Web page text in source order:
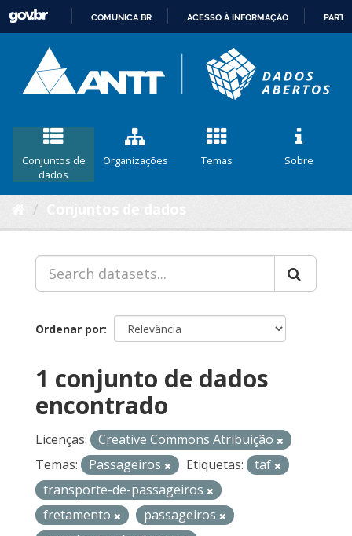
CONTEÚDO
COMUNICA BR ACESSO À INFORMAÇÃO
Conjuntos de
dados
Organizações Temas Sobre
Ordenar por
1 conjunto de dados
encontrado
Licenças:
Creative Commons Atribuição
Temas:
Passageiros Etiquetas:
taf
transporte-de-passageiros
fretamento
passageiros